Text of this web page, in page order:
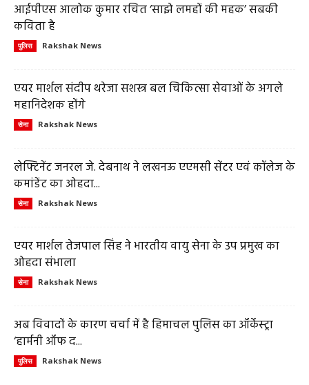
आईपीएस आलोक कुमार रचित ‘साझे लमहों की महक’ सबकी
कविता है
पुलिस Rakshak News
एयर मार्शल संदीप थरेजा सशस्त्र बल चिकित्सा सेवाओं के अगले
महानिदेशक होंगे
सेना Rakshak News
लेफ्टिनेंट जनरल जे. देबनाथ ने लखनऊ एएमसी सेंटर एवं कॉलेज के
कमांडेंट का ओहदा...
सेना Rakshak News
एयर मार्शल तेजपाल सिंह ने भारतीय वायु सेना के उप प्रमुख का
ओहदा संभाला
सेना Rakshak News
अब विवादों के कारण चर्चा में है हिमाचल पुलिस का ऑर्केस्ट्रा
‘हार्मनी ऑफ द...
पुलिस Rakshak News